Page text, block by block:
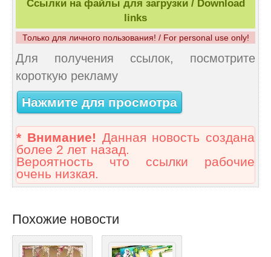
Ссылки на файлы для загрузки / Download
links
Только для личного пользования! / For personal use only!
Для получения ссылок, посмотрите
короткую рекламу
Нажмите для просмотра
* Внимание! Данная новость создана
более 2 лет назад.
Вероятность что ссылки рабочие
очень низкая.
Похожие новости